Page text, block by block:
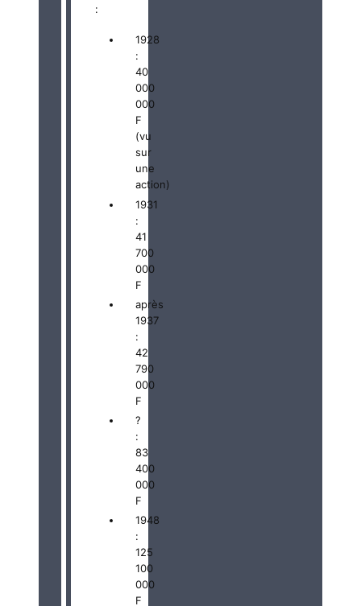
:
1928
:
40
000
000
F
(vu
sur
une
action)
1931
:
41
700
000
F
après
1937
:
42
790
000
F
?
:
83
400
000
F
1948
:
125
100
000
F